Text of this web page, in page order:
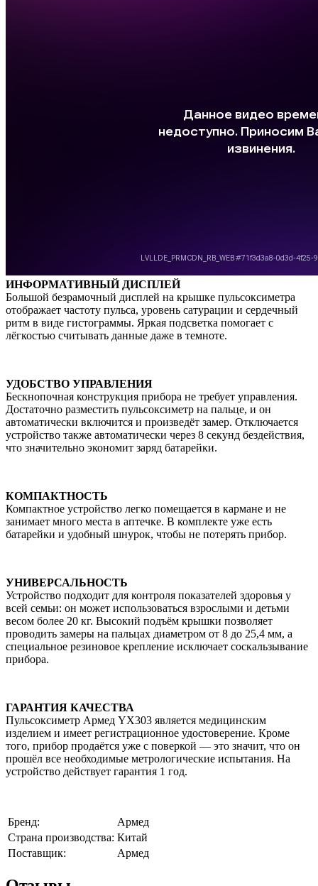
ИНФОРМАТИВНЫЙ ДИСПЛЕЙ
Большой безрамочный дисплей на крышке пульсоксиметра
отображает частоту пульса, уровень сатурации и сердечный
ритм в виде гистограммы. Яркая подсветка помогает с
лёгкостью считывать данные даже в темноте.
УДОБСТВО УПРАВЛЕНИЯ
Бескнопочная конструкция прибора не требует управления.
Достаточно разместить пульсоксиметр на пальце, и он
автоматически включится и произведёт замер. Отключается
устройство также автоматически через 8 секунд бездействия,
что значительно экономит заряд батарейки.
КОМПАКТНОСТЬ
Компактное устройство легко помещается в кармане и не
занимает много места в аптечке. В комплекте уже есть
батарейки и удобный шнурок, чтобы не потерять прибор.
УНИВЕРСАЛЬНОСТЬ
Устройство подходит для контроля показателей здоровья у
всей семьи: он может использоваться взрослыми и детьми
весом более 20 кг. Высокий подъём крышки позволяет
проводить замеры на пальцах диаметром от 8 до 25,4 мм, а
специальное резиновое крепление исключает соскальзывание
прибора.
ГАРАНТИЯ КАЧЕСТВА
Пульсоксиметр Армед YX303 является медицинским
изделием и имеет регистрационное удостоверение. Кроме
того, прибор продаётся уже с поверкой — это значит, что он
прошёл все необходимые метрологические испытания. На
устройство действует гарантия 1 год.
Бренд:
Армед
Страна производства: Китай
Поставщик:
Армед